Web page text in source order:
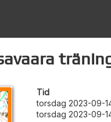
Tid
torsdag 2023-09-
torsdag 2023-09-